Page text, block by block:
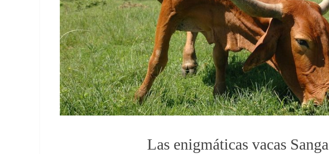
Las enigmáticas vacas Sanga